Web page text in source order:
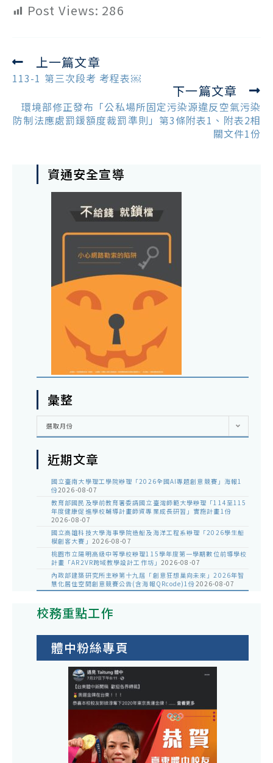
Post Views: 286
Read
more
上一篇文章
113-1 第三次段考 考程表￼
下一篇文章
環境部修正發布「公私場所固定污染源違反空氣污染
防制法應處罰鍰額度裁罰準則」第3條附表1、附表2相
關文件1份
資通安全宣導
彙整
彙
選取月份
近期文章
國立臺南大學理工學院辦理「2026全國AI專題創意競賽」海報1
份2026-08-07
教育部國民及學前教育署委請國立臺灣師範大學辦理「114至115
年度健康促進學校輔導計畫師資專業成長研習」實施計畫1份
2026-08-07
國立高雄科技大學海事學院造船及海洋工程系辦理「2026學生船
模創客大賽」 2026-08-07
桃園市立陽明高級中等學校辦理115學年度第一學期數位前導學校
計畫「AR2VR跨域教學設計工作坊」 2026-08-07
內政部建築研究所主辦第十九屆「創意狂想巢向未來」2026年智
慧化居住空間創意競賽公告(含海報QRcode)1份2026-08-07
校務重點工作
體中粉絲專頁